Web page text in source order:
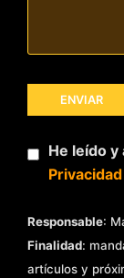
He leído y
Privacidad
Responsable:
Finalidad:
artículos y